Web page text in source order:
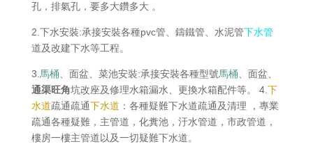
孔，排氣孔，要多大鑽多大 。
2.下水安裝:承接安裝各種pvc管、鑄鐵管、水泥管下水管
道及改建下水等工程。
3. 馬桶 、面盆、菜池安裝:承接安裝各種型號馬桶 、面盆、
通渠旺角坑改座及修理水箱漏水、更換水箱配件等。 4. 下
水道疏通疏通下水道 ：各種疑難下水道疏通及清理 ，專業
疏通各種疑難，主管道，化糞池，汙水管道，市政管道，
樓房一樓主管道以及一切疑難下水道。